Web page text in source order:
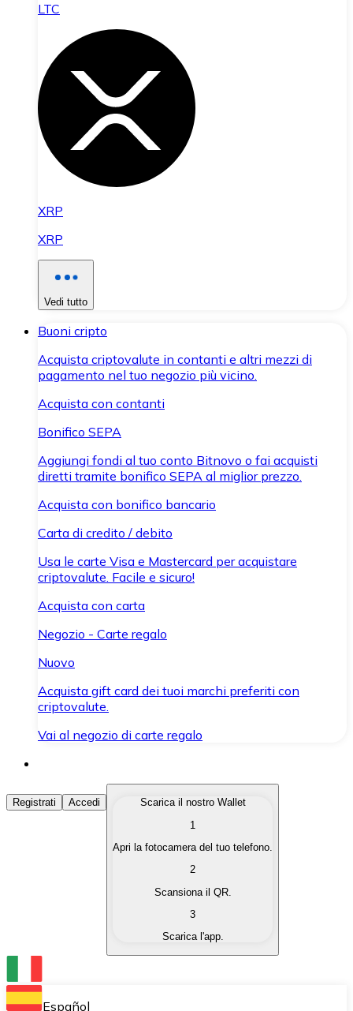
LTC
XRP
XRP
Vedi tutto
Buoni cripto
Acquista criptovalute in contanti e altri mezzi di
pagamento nel tuo negozio più vicino.
Acquista con contanti
Bonifico SEPA
Aggiungi fondi al tuo conto Bitnovo o fai acquisti
diretti tramite bonifico SEPA al miglior prezzo.
Acquista con bonifico bancario
Carta di credito / debito
Usa le carte Visa e Mastercard per acquistare
criptovalute. Facile e sicuro!
Acquista con carta
Negozio - Carte regalo
Nuovo
Acquista gift card dei tuoi marchi preferiti con
criptovalute.
Vai al negozio di carte regalo
Acquista Criptovalute
Acquista le criptovalute che ti interessano in modo
Converti le tue criptovalute in valuta fiat quando ne
Scambia una criptovaluta con un'altra
Conserva le tue cripto in un Wallet self-custodial.
Registrati Accedi
Scarica il nostro Wallet
1
Apri la fotocamera del tuo telefono.
2
Scansiona il QR.
3
Scarica l'app.
Español